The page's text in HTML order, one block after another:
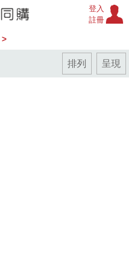
登入
註冊
>
排列 呈現